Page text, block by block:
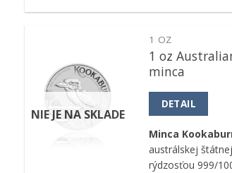
Pridať k
obľúbeným
NIE JE NA SKLADE
1 OZ
1 oz
minca
DETAIL
Minca
austrálskej
rýdzosťou 999/